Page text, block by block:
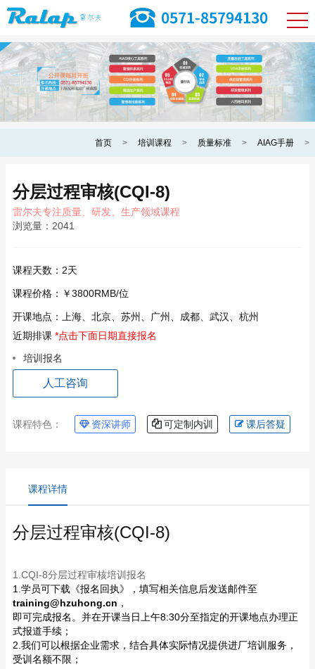
首页 > 培训课程 > 质量标准 > AIAG手册 >
分层过程审核(CQI-8)
雷尔夫专注质量、研发、生产领域课程
浏览量： 2041
课程天数： 2天
课程价格： ￥3800RMB/位
开课地点：
上海、北京、苏州、广州、成都、武汉、杭州
近期排课 *点击下面日期直接报名
培训报名
人工咨询
课程特色： 资深讲师 可定制内训 课后答疑
课程详情
分层过程审核(CQI-8)
1.CQI-8分层过程审核培训报名
1.学员可下载《报名回执》，填写相关信息后发送邮件至
training@hzuhong.cn ，
即可完成报名。并在开课当日上午8:30分至指定的开课地点办理正
式报道手续；
2.我们可以根据企业需求，结合具体实际情况提供进厂培训服务，
受训名额不限；